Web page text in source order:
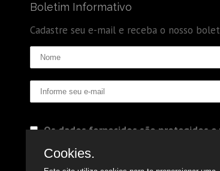
Boletim Informativo
Cadastre seu e-mail e receba o nosso
Os dados fornecidos são protegidos
Cookies.